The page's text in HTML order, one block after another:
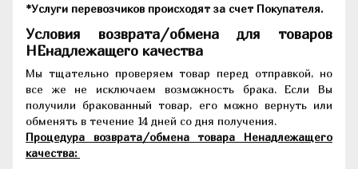
*Услуги перевозчиков происходят за счет Покупателя.
Условия возврата/обмена для товаров
НЕнадлежащего качества
Мы тщательно проверяем товар перед отправкой, но
все же не исключаем возможность брака. Если Вы
получили бракованный товар, его можно вернуть или
обменять в течение 14 дней со дня получения.
Процедура возврата/обмена товара Ненадлежащего
качества: